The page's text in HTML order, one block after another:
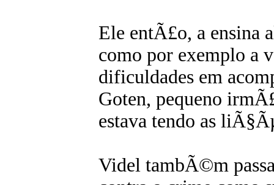
Ele entÃ£o, a ensina
como por exemplo a
dificuldades em
Goten, pequeno
estava tendo as
Videl tambÃ©m